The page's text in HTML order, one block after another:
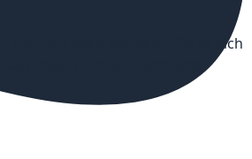
frischen Note entfalten. Da es sich
diese hochkonzentrierte